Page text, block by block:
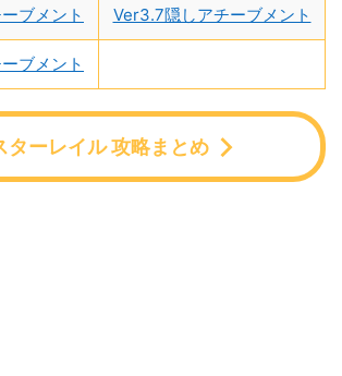
ブメント Ver3.7隠しアチーブメント
ブメント
ターレイル 攻略まとめ